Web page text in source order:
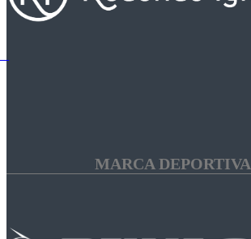
MARCA DEPORTIVA